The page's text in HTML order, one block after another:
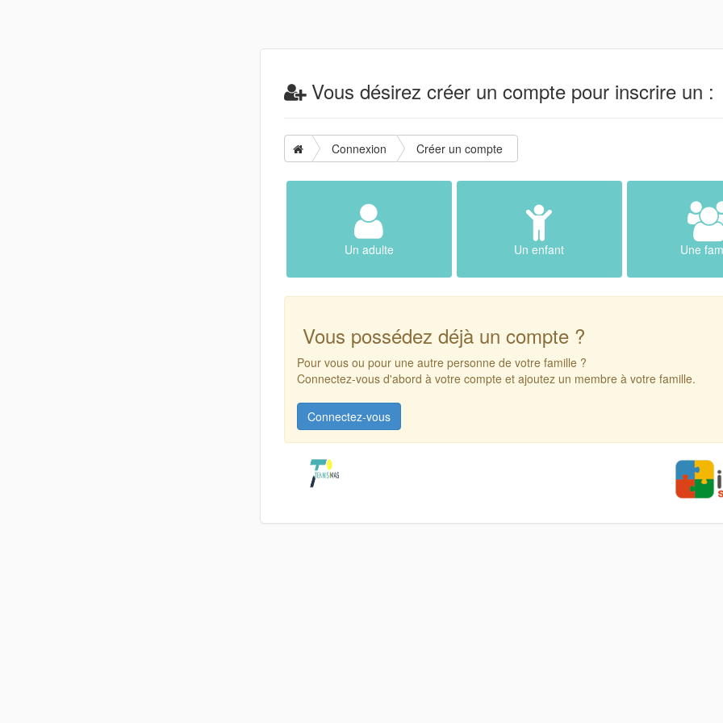
Vous désirez créer un compte pour inscrire un :
Connexion Créer un compte
Un adulte Un enfant Une
Vous possédez déjà un compte ?
Pour vous ou pour une autre personne de votre famille ?
Connectez-vous d'abord à votre compte et ajoutez un membre à votre famille.
Connectez-vous